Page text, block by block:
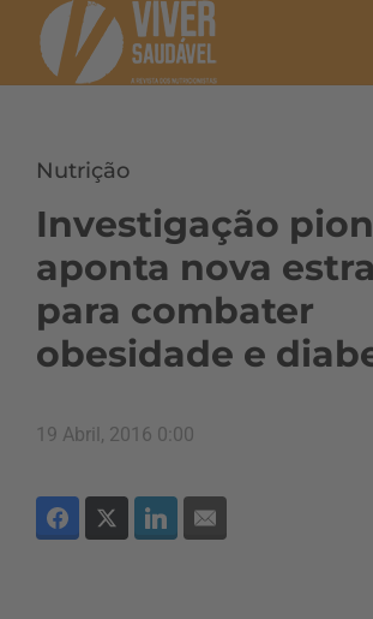
Nutrição
Investigação
aponta nova
para combater
obesidade e
19 Abril, 2016 0:00